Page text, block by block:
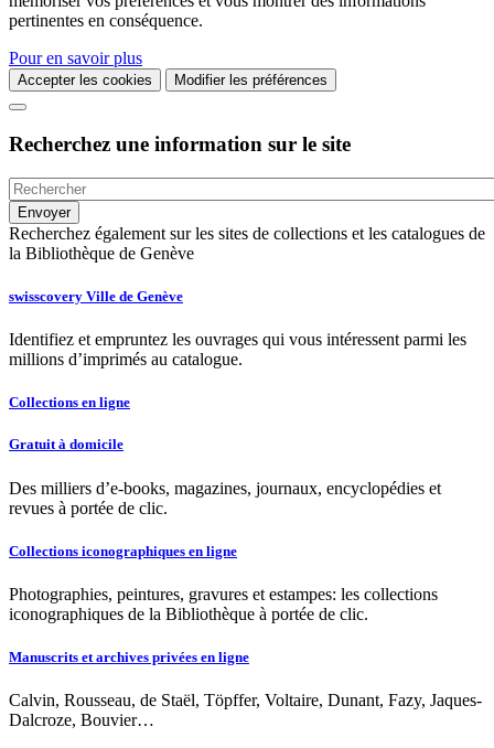
pertinentes en conséquence.
Pour en savoir plus
Accepter les cookies Modifier les préférences
Recherchez une information sur le site
Recherchez également sur les sites de collections et les catalogues de
la Bibliothèque de Genève
swisscovery Ville de Genève
Identifiez et empruntez les ouvrages qui vous intéressent parmi les
millions d’imprimés au catalogue.
Collections en ligne
Gratuit à domicile
Des milliers d’e-books, magazines, journaux, encyclopédies et
revues à portée de clic.
Collections iconographiques en ligne
Photographies, peintures, gravures et estampes: les collections
iconographiques de la Bibliothèque à portée de clic.
Manuscrits et archives privées en ligne
Calvin, Rousseau, de Staël, Töpffer, Voltaire, Dunant, Fazy, Jaques-
Dalcroze, Bouvier…